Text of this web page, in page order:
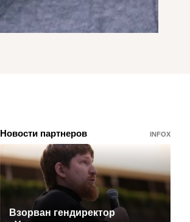
Новости партнеров INFOX
Взорван гендиректор